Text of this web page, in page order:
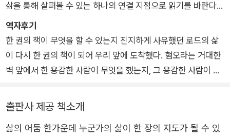
삶을 통해 살펴볼 수 있는 하나의 연결 지점으로 읽기를 바란다.
이 책을 당신이 원하는 순서대로 읽어도 좋다. 개인적 차원과 우
주적 차원에서 이 책이 당신에게 가닿을 것을 염두에 두고. 이 책
의 장들을 모든 방향에서 합창해 오는 시의 모음처럼 읽기를. 각
각의 단어를 화산을 탄생시키고 대륙을 가른 그 사랑, 오드리의
역자후기
한 권의 책이 무엇을 할 수 있는지 진지하게 사유했던 로드의 삶
이 다시 한 권의 책이 되어 우리 앞에 도착했다. 혐오라는 거대한
벽 앞에서 한 용감한 사람이 무엇을 했는지, 그 용감한 사람이 수
는지, 우리 곁에 어떻게 영원히 살게 되었는지 알려준다.
출판사 제공 책소개
삶의 어둠 한가운데 누군가의 삶이 한 장의 지도가 될 수 있